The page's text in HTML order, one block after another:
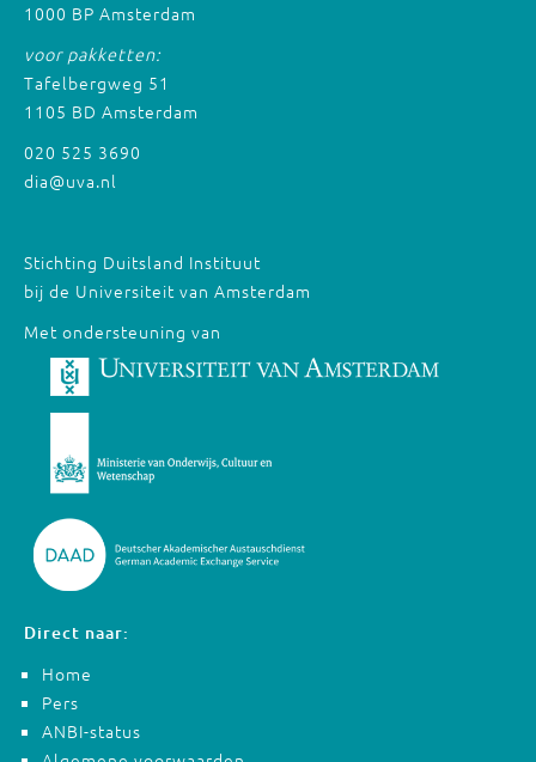
1000 BP Amsterdam
voor pakketten:
Tafelbergweg 51
1105 BD Amsterdam
020 525 3690
dia@uva.nl
Stichting Duitsland Instituut
bij de Universiteit van Amsterdam
Met ondersteuning van
Direct naar:
Home
Pers
ANBI-status